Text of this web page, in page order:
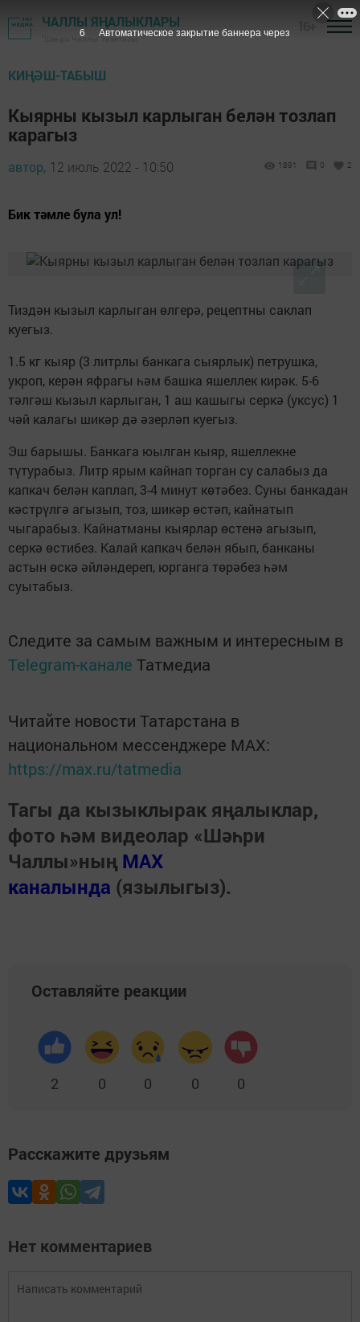
ЧАЛЛЫ ЯҢАЛЫКЛАРЫ
"Шәһри Чаллы" газетасы
КИҢӘШ-ТАБЫШ
Кыярны кызыл карлыган белән тозлап
карагыз
автор, 12 июль 2022 - 10:50 1891 0 2
Бик тәмле була ул!
Тиздән кызыл карлыган өлгерә, рецептны саклап
куегыз.
1.5 кг кыяр (3 литрлы банкага сыярлык) петрушка,
укроп, керән яфрагы һәм башка яшеллек кирәк. 5-6
тәлгәш кызыл карлыган, 1 аш кашыгы серкә (уксус) 1
чәй калагы шикәр дә әзерләп куегыз.
Эш барышы. Банкага юылган кыяр, яшеллекне
түтурабыз. Литр ярым кайнап торган су салабыз да
капкач белән каплап, 3-4 минут көтәбез. Суны банкадан
кәстрүлгә агызып, тоз, шикәр өстәп, кайнатып
чыгарабыз. Кайнатманы кыярлар өстенә агызып,
серкә өстибез. Калай капкач белән ябып, банканы
астын өскә әйләндереп, юрганга төрәбез һәм
суытабыз.
Следите за самым важным и интересным в
Telegram-канале Татмедиа
Читайте новости Татарстана в
национальном мессенджере MАХ:
https://max.ru/tatmedia
Тагы да кызыклырак яңалыклар,
фото һәм видеолар «Шәһри
Чаллы»ның MAX
каналында (язылыгыз).
Оставляйте реакции
2 0 0 0 0
Расскажите друзьям
Нет комментариев
5 Автоматическое закрытие баннера через